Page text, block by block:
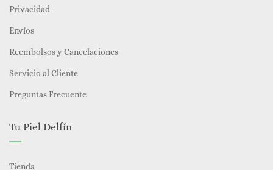
Privacidad
Envíos
Reembolsos y Cancelaciones
Servicio al Cliente
Preguntas Frecuente
Tu Piel Delfín
Tienda